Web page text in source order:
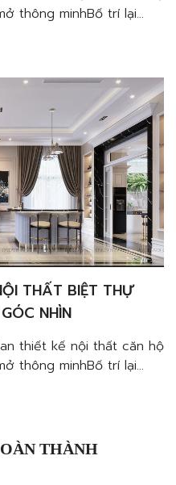
thông minhBố trí lại
THẤT BIỆT THỰ
NHÌN
thiết kế nội thất căn hộ
thông minhBố trí lại
THÀNH